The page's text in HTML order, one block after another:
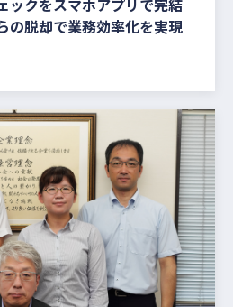
ックをスマホアプリで完結
の脱却で業務効率化を実現